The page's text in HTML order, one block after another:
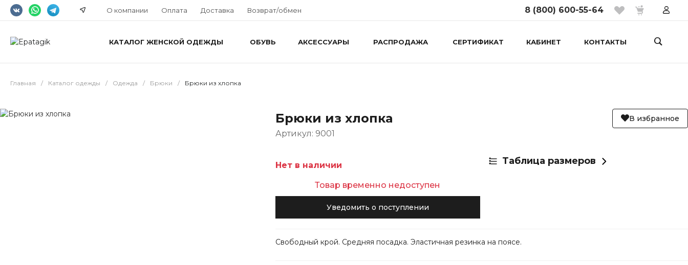
О компании Оплата Доставка Возврат/обмен 8 (800) 600-55-64
КАТАЛОГ ЖЕНСКОЙ ОДЕЖДЫ ОБУВЬ АКСЕССУАРЫ РАСПРОДАЖА СЕРТИФИКАТ КАБИНЕТ КОНТАКТЫ
Главная / Каталог одежды / Одежда / Брюки / Брюки из хлопка
Брюки из хлопка В избранное
Артикул: 9001
Нет в наличии
Товар временно недоступен
Уведомить о поступлении
Таблица размеров
Свободный крой. Средняя посадка. Эластичная резинка на поясе.